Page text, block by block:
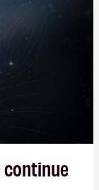
n'est plus
OK, on